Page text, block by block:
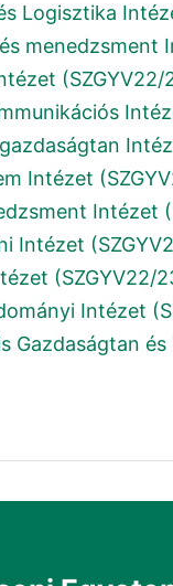
Logisztika
menedzsment
(SZGYV22/
Intézet
Intézet
Intézet
(SZGYV22/
Intézet
Gazdaságtan